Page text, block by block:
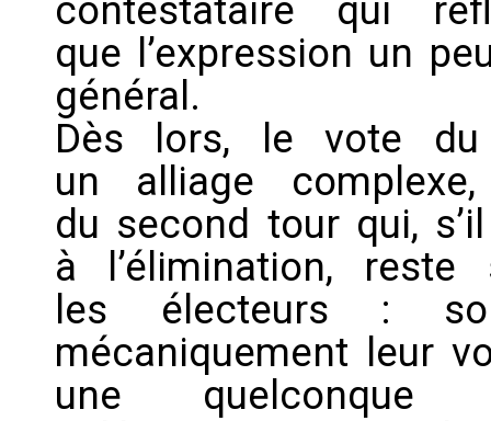
contestataire qui
que l’expression un
général.
Dès lors, le vote
un alliage
du second tour qui,
à l’élimination, reste
les électeurs :
mécaniquement leur
une quelconque